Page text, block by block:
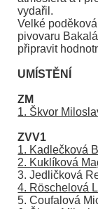
vydařil.
Velké
pivovaru
připravit
UMÍSTĚNÍ
ZM
1. Škvor
ZVV1
1. Kadlečková
2. Kuklíková
3. Jedličková
4. Röschelová
5. Coufalová